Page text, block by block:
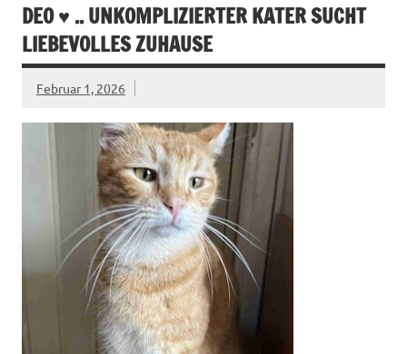
DEO ♥ .. UNKOMPLIZIERTER KATER SUCHT
LIEBEVOLLES ZUHAUSE
Februar 1, 2026